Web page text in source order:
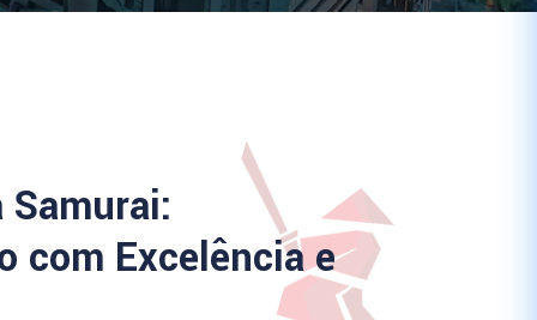
Samurai:
com Excelência e